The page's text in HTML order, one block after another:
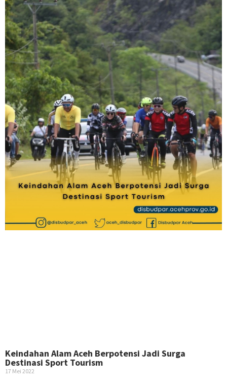
Keindahan Alam Aceh Berpotensi Jadi Surga
Destinasi Sport Tourism
17 Mei 2022